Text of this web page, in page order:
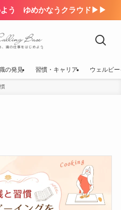
よう ゆめかなうクラウド▶▶
の発見 習慣・キャリア ウェルビ